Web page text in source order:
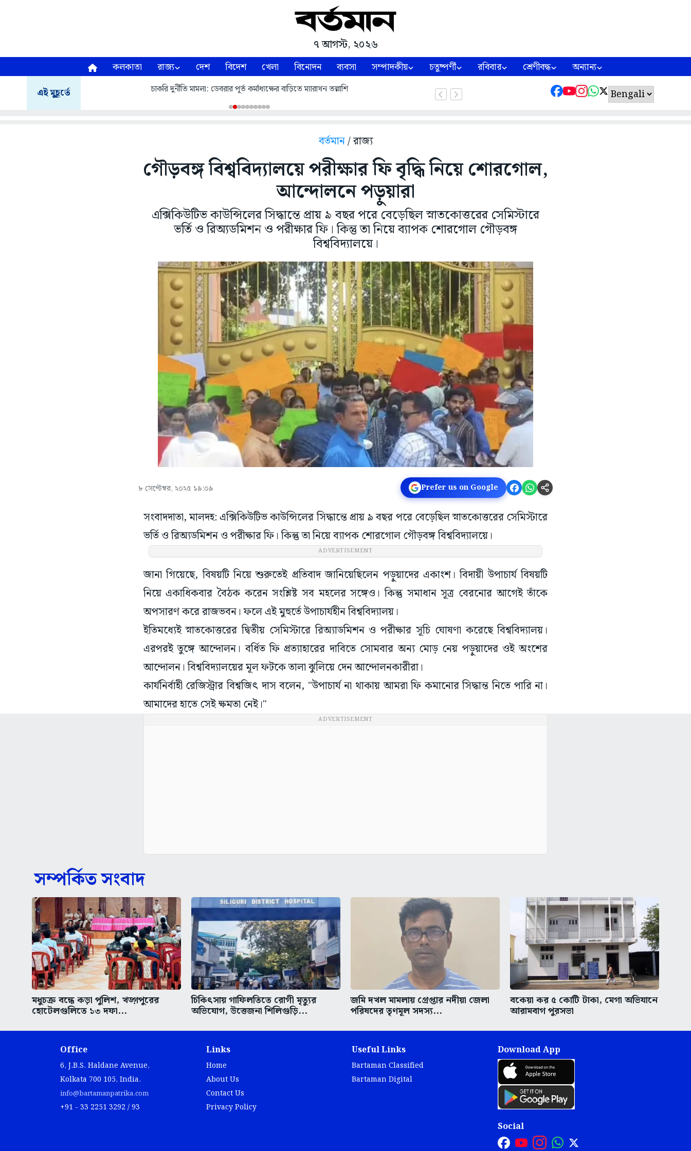
৭ আগস্ট, ২০২৬
কলকাতা রাজ্য দেশ বিদেশ খেলা বিনোদন ব্যবসা সম্পাদকীয় চতুষ্পর্ণী রবিবার শ্রেণীবদ্ধ অন্যান্য
এই মুহূর্তে চাকরি দুর্নীতি মামলা: ডেবরার পূর্ত কর্মাধ্যক্ষের বাড়িতে ম্যারাথন তল্লাশি
বর্তমান/ রাজ্য
গৌড়বঙ্গ বিশ্ববিদ্যালয়ে পরীক্ষার ফি বৃদ্ধি নিয়ে শোরগোল,
আন্দোলনে পড়ুয়ারা
এক্সিকিউটিভ কাউন্সিলের সিদ্ধান্তে প্রায় ৯ বছর পরে বেড়েছিল স্নাতকোত্তরের সেমিস্টারে
ভর্তি ও রিঅ্যডমিশন ও পরীক্ষার ফি। কিন্তু তা নিয়ে ব্যাপক শোরগোল গৌড়বঙ্গ
বিশ্ববিদ্যালয়ে।
৮ সেপ্টেম্বর, ২০২৫ ১৯:০৯ Prefer us on Google
সংবাদদাতা, মালদহ: এক্সিকিউটিভ কাউন্সিলের সিদ্ধান্তে প্রায় ৯ বছর পরে বেড়েছিল স্নাতকোত্তরের সেমিস্টারে
ভর্তি ও রিঅ্যডমিশন ও পরীক্ষার ফি। কিন্তু তা নিয়ে ব্যাপক শোরগোল গৌড়বঙ্গ বিশ্ববিদ্যালয়ে।
ADVERTISEMENT
জানা গিয়েছে, বিষয়টি নিয়ে শুরুতেই প্রতিবাদ জানিয়েছিলেন পড়ুয়াদের একাংশ। বিদায়ী উপাচার্য বিষয়টি
নিয়ে একাধিকবার বৈঠক করেন সংশ্লিষ্ট সব মহলের সঙ্গেও। কিন্তু সমাধান সূত্র বেরনোর আগেই তাঁকে
অপসারণ করে রাজভবন। ফলে এই মুহুর্তে উপাচার্যহীন বিশ্ববিদ্যালয়।
ইতিমধ্যেই স্নাতকোত্তরের দ্বিতীয় সেমিস্টারে রিঅ্যাডমিশন ও পরীক্ষার সূচি ঘোষণা করেছে বিশ্ববিদ্যালয়।
এরপরই তুঙ্গে আন্দোলন। বর্ধিত ফি প্রত্যাহারের দাবিতে সোমবার অন্য মোড় নেয় পড়ুয়াদের ওই অংশের
আন্দোলন। বিশ্ববিদ্যালয়ের মূল ফটকে তালা ঝুলিয়ে দেন আন্দোলনকারীরা।
কার্যনির্বাহী রেজিস্ট্রার বিশ্বজিৎ দাস বলেন, "উপাচার্য না থাকায় আমরা ফি কমানোর সিদ্ধান্ত নিতে পারি না।
আমাদের হাতে সেই ক্ষমতা নেই।"
ADVERTISEMENT
সম্পর্কিত সংবাদ
মধুচক্র বন্ধে কড়া পুলিশ, খড়্গপুরের
হোটেলগুলিতে ১৩ দফা...
চিকিৎসায় গাফিলতিতে রোগী মৃত্যুর
অভিযোগ, উত্তেজনা শিলিগুড়ি...
জমি দখল মামলায় গ্রেপ্তার নদীয়া জেলা
পরিষদের তৃণমূল সদস্য...
বকেয়া কর ৫ কোটি টাকা, মেগা অভিযানে
আরামবাগ পুরসভা
Office
6, J.B.S. Haldane Avenue,
Kolkata 700 105, India.
info@bartamanpatrika.com
+91 - 33 2251 3292 / 93
Links
Home
About Us
Contact Us
Privacy Policy
Useful Links
Bartaman Classified
Bartaman Digital
Download App
Social